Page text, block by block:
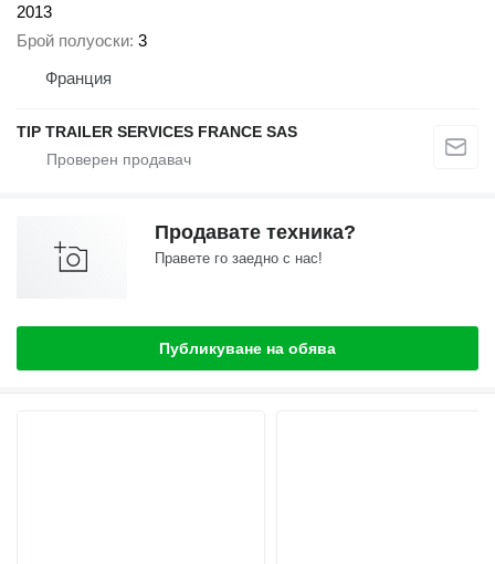
2013
Брой полуоски 3
Франция
TIP TRAILER SERVICES FRANCE SAS
Продавате техника?
Правете го заедно с нас!
Публикуване на обява